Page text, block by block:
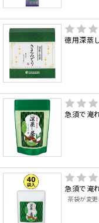
徳用深蒸
急須で淹
急須で淹
茶袋が変